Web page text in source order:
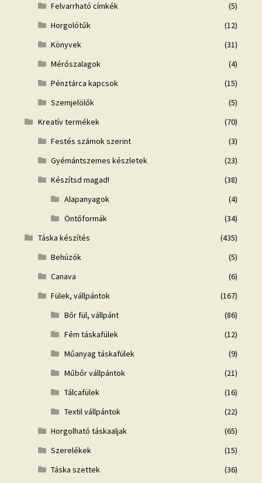
Felvarrható címkék
(5)
Horgolótűk
(12)
Könyvek
(31)
Mérőszalagok
(4)
Pénztárca kapcsok
(15)
Szemjelölők
(5)
Kreatív termékek
(70)
Festés számok szerint
(3)
Gyémántszemes készletek
(23)
Készítsd magad!
(38)
Alapanyagok
(4)
Öntőformák
(34)
Táska készítés
(435)
Behúzók
(5)
Canava
(6)
Fülek, vállpántok
(167)
Bőr fül, vállpánt
(86)
Fém táskafülek
(12)
Műanyag táskafülek
(9)
Műbőr vállpántok
(21)
Tálcafülek
(16)
Textil vállpántok
(22)
Horgolható táskaaljak
(65)
Szerelékek
(15)
Táska szettek
(36)